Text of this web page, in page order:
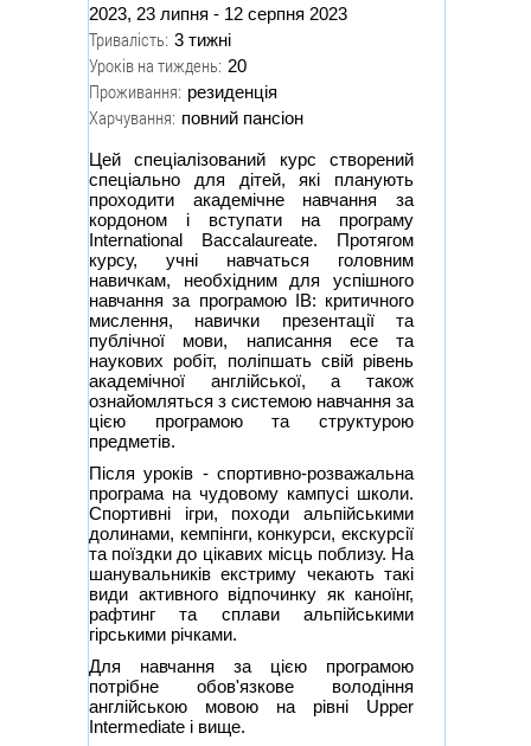
2023, 23 липня - 12 серпня 2023
Тривалість: 3 тижні
Уроків на тиждень: 20
Проживання: резиденція
Харчування: повний пансіон
Цей спеціалізований курс створений
спеціально для дітей, які планують
проходити академічне навчання за
кордоном і вступати на програму
International Baccalaureate. Протягом
курсу, учні навчаться головним
навичкам, необхідним для успішного
навчання за програмою IB: критичного
мислення, навички презентації та
публічної мови, написання есе та
наукових робіт, поліпшать свій рівень
академічної англійської, а також
ознайомляться з системою навчання за
цією програмою та структурою
предметів.
Після уроків - спортивно-розважальна
програма на чудовому кампусі школи.
Спортивні ігри, походи альпійськими
долинами, кемпінги, конкурси, екскурсії
та поїздки до цікавих місць поблизу. На
шанувальників екстриму чекають такі
види активного відпочинку як каноїнг,
рафтинг та сплави альпійськими
гірськими річками.
Для навчання за цією програмою
потрібне обов'язкове володіння
англійською мовою на рівні Upper
Intermediate і вище.